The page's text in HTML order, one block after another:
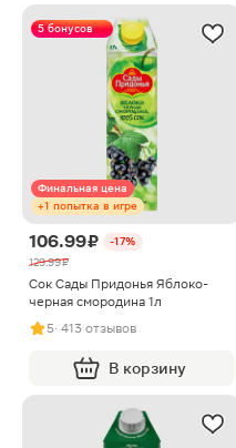
5 бонусов
Финальная цена
+1 попытка в игре
106.99 ₽
-17%
129.99 ₽
Сок Сады Придонья Яблоко-
черная смородина 1л
5· 413 отзывов
В корзину